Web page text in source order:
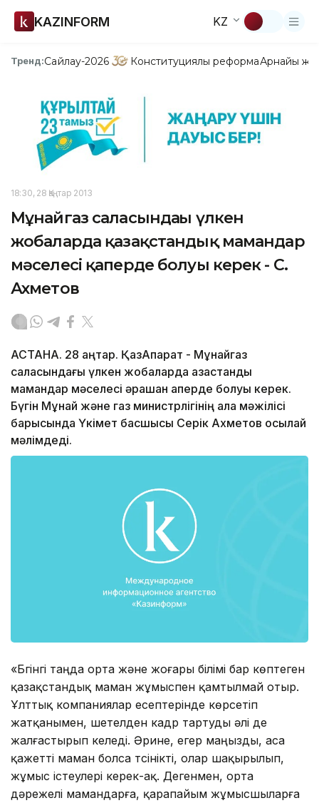
KAZINFORM KZ
Тренд:Сайлау-2026 Конституциялық реформаАрнайы
18:30, 28 Қаңтар 2013
Мұнайгаз саласындағы үлкен
жобаларда қазақстандық мамандар
мәселесі қаперде болуы керек - С.
Ахметов
АСТАНА. 28 қаңтар. ҚазАқпарат - Мұнайгаз
саласындағы үлкен жобаларда қазақстандық
мамандар мәселесі әрқашан қаперде болуы керек.
Бүгін Мұнай және газ министрлігінің алқа мәжілісі
барысында Үкімет басшысы Серік Ахметов осылай
мәлімдеді.
«Бүгінгі таңда орта және жоғары білімі бар көптеген
қазақстандық маман жұмыспен қамтылмай отыр.
Ұлттық компаниялар есептерінде көрсетіп
жатқанымен, шетелден кадр тартуды әлі де
жалғастырып келеді. Әрине, егер маңызды, аса
қажетті маман болса түсінікті, олар шақырылып,
жұмыс істеулері керек-ақ. Дегенмен, орта
дәрежелі мамандарға, қарапайым жұмысшыларға